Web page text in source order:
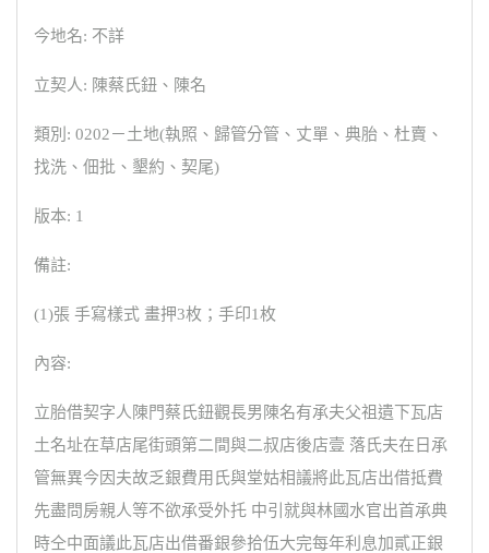
今地名: 不詳
立契人: 陳蔡氏鈕、陳名
類別: 0202－土地(執照、歸管分管、丈單、典胎、杜賣、
找洗、佃批、墾約、契尾)
版本: 1
備註:
(1)張 手寫樣式 畫押3枚；手印1枚
內容:
立胎借契字人陳門蔡氏鈕觀長男陳名有承夫父祖遺下瓦店
土名址在草店尾街頭第二間與二叔店後店壹 落氏夫在日承
管無異今因夫故乏銀費用氏與堂姑相議將此瓦店出借抵費
先盡問房親人等不欲承受外托 中引就與林國水官出首承典
時仝中面議此瓦店出借番銀參拾伍大完每年利息加貳正銀